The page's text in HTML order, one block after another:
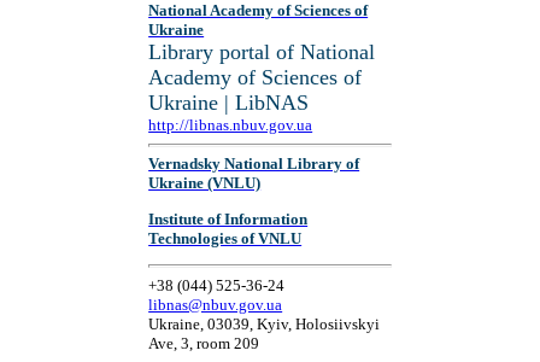
National Academy of Sciences of
Ukraine
Library portal of National
Academy of Sciences of
Ukraine | LibNAS
http://libnas.nbuv.gov.ua
Vernadsky National Library of
Ukraine (VNLU)
Institute of Information
Technologies of VNLU
+38 (044) 525-36-24
libnas@nbuv.gov.ua
Ukraine, 03039, Kyiv, Holosiivskyi
Ave, 3, room 209